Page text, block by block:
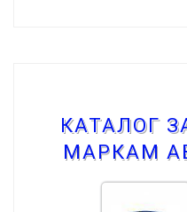
КАТАЛОГ
МАРКАМ